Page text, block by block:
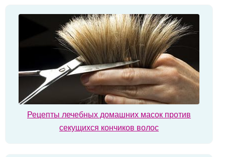
Рецепты лечебных домашних масок против
секущихся кончиков волос